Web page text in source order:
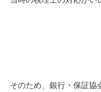
そのため、銀行・保証協